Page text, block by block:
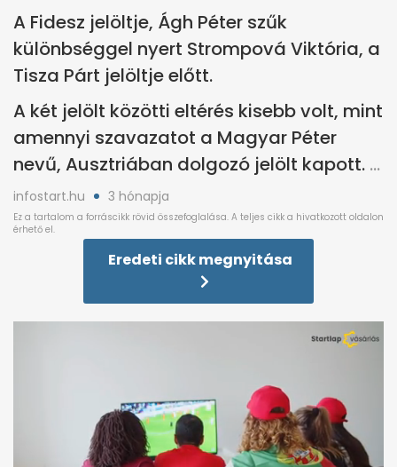
A Fidesz jelöltje, Ágh Péter szűk
különbséggel nyert Strompová Viktória, a
Tisza Párt jelöltje előtt.
A két jelölt közötti eltérés kisebb volt, mint
amennyi szavazatot a Magyar Péter
nevű, Ausztriában dolgozó jelölt kapott.
infostart.hu 3 hónapja
Eredeti cikk megnyitása